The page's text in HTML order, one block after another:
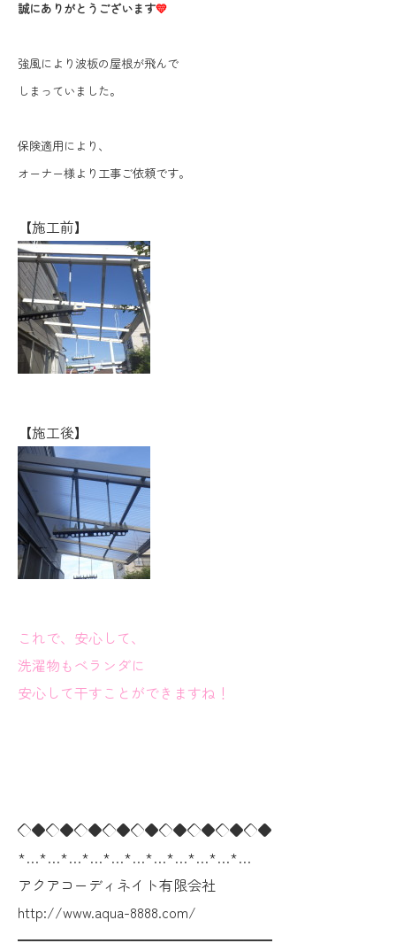
誠にありがとうございます💛
強風により波板の屋根が飛んで
しまっていました。
保険適用により、
オーナー様より工事ご依頼です。
【施工前】
【施工後】
これで、安心して、
洗濯物もベランダに
安心して干すことができますね！
◇◆◇◆◇◆◇◆◇◆◇◆◇◆◇◆◇◆
*…*…*…*…*…*…*…*…*…*…*…
アクアコーディネイト有限会社
http://www.aqua-8888.com/
━━━━━━━━━━━━━━━━━━